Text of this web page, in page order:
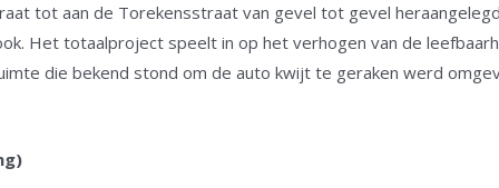
tot aan de Torekensstraat van gevel tot gevel
Het totaalproject speelt in op het verhogen van de
die bekend stond om de auto kwijt te geraken werd